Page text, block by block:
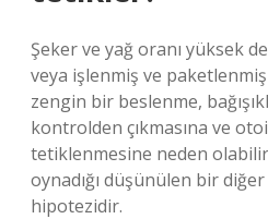
Şeker ve yağ oranı yüksek
veya işlenmiş ve paketlenmiş
zengin bir beslenme,
kontrolden çıkmasına ve
tetiklenmesine neden
oynadığı düşünülen bir
hipotezidir.